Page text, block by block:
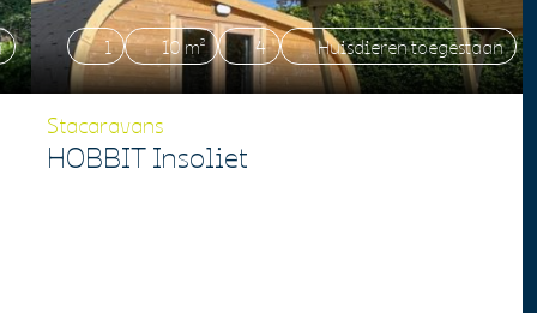
1 10 m² 4 Huisdieren toegestaan
Stacaravans
HOBBIT Insoliet